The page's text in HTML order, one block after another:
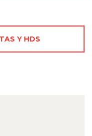
Y HDS